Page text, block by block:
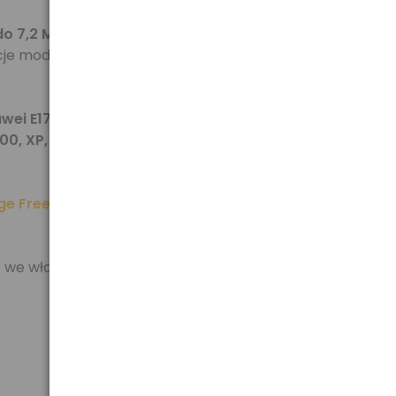
7,2 Mbps.
modemu zostały wzbogacone o
E1750C do wolnego portu USB i poczekać na
XP, Vista oraz 7 a także Mac OS X 10.4 lub
Freedom
własnym zakresie.